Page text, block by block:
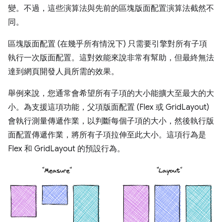
變。不過，這些演算法與先前的區塊版面配置演算法截然不
同。
區塊版面配置 (在幾乎所有情況下) 只需要引擎對所有子項
執行一次版面配置。這對效能來說非常有幫助，但最終無法
達到網頁開發人員所需的效果。
舉例來說，您通常會希望所有子項的大小能擴大至最大的大
小。為支援這項功能，父項版面配置 (Flex 或 GridLayout)
會執行測量傳遞作業，以判斷每個子項的大小，然後執行版
面配置傳遞作業，將所有子項拉伸至此大小。這項行為是
Flex 和 GridLayout 的預設行為。